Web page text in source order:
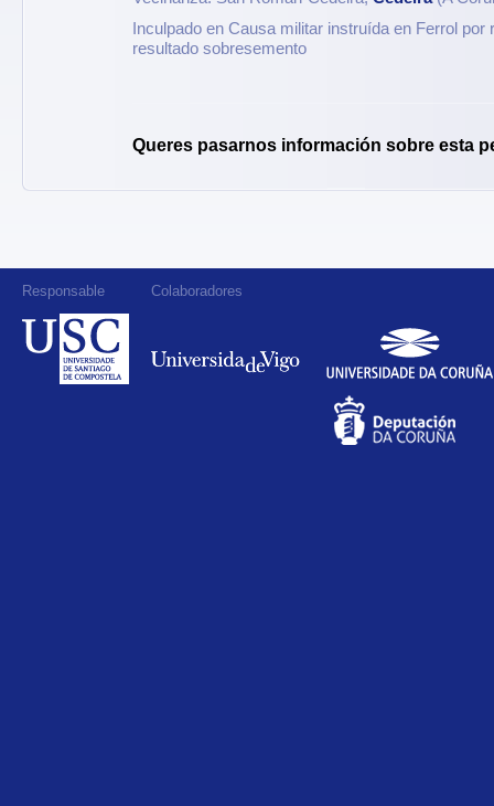
Inculpado en Causa militar instruída en Ferrol por
resultado sobresemento
Queres pasarnos información sobre esta
Responsable Colaboradores